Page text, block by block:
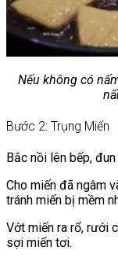
Nếu không có
Bước 2: Trụng Miến
Bắc nồi lên bếp,
Cho miến đã ngâm
tránh miến bị mềm
Vớt miến ra rổ, rưới
sợi miến tơi.